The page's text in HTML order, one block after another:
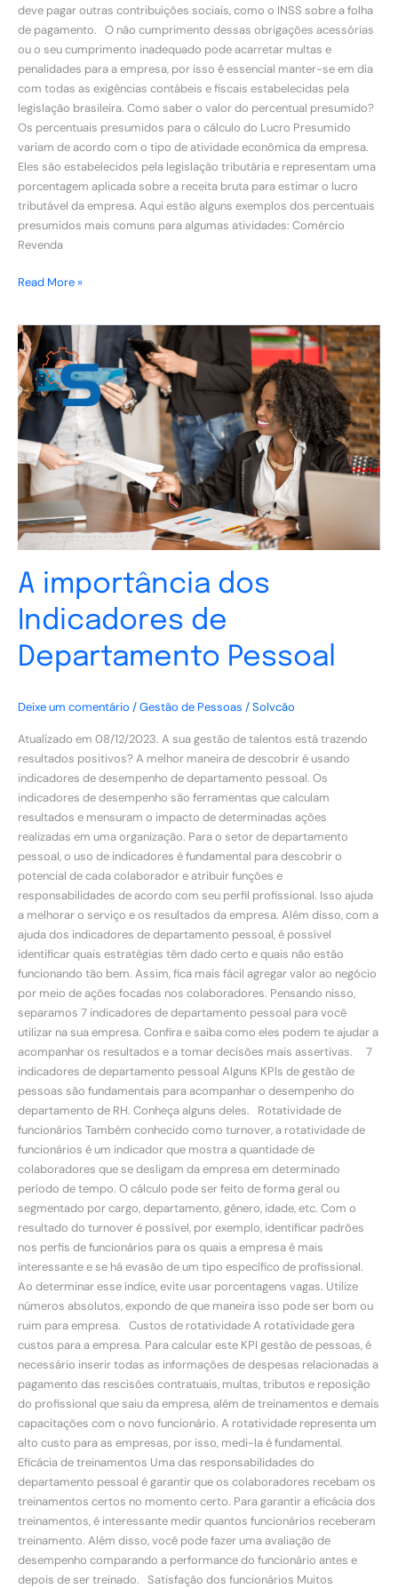
deve pagar outras contribuições sociais, como o INSS sobre a folha
de pagamento. O não cumprimento dessas obrigações acessórias
ou o seu cumprimento inadequado pode acarretar multas e
penalidades para a empresa, por isso é essencial manter-se em dia
com todas as exigências contábeis e fiscais estabelecidas pela
legislação brasileira. Como saber o valor do percentual presumido?
Os percentuais presumidos para o cálculo do Lucro Presumido
variam de acordo com o tipo de atividade econômica da empresa.
Eles são estabelecidos pela legislação tributária e representam uma
porcentagem aplicada sobre a receita bruta para estimar o lucro
tributável da empresa. Aqui estão alguns exemplos dos percentuais
presumidos mais comuns para algumas atividades: Comércio
Revenda
Read More »
A importância dos
Indicadores de
Departamento Pessoal
Deixe um comentário /Gestão de Pessoas /Solvcão
Atualizado em 08/12/2023. A sua gestão de talentos está trazendo
resultados positivos? A melhor maneira de descobrir é usando
indicadores de desempenho de departamento pessoal. Os
indicadores de desempenho são ferramentas que calculam
resultados e mensuram o impacto de determinadas ações
realizadas em uma organização. Para o setor de departamento
pessoal, o uso de indicadores é fundamental para descobrir o
potencial de cada colaborador e atribuir funções e
responsabilidades de acordo com seu perfil profissional. Isso ajuda
a melhorar o serviço e os resultados da empresa. Além disso, com a
ajuda dos indicadores de departamento pessoal, é possível
identificar quais estratégias têm dado certo e quais não estão
funcionando tão bem. Assim, fica mais fácil agregar valor ao negócio
por meio de ações focadas nos colaboradores. Pensando nisso,
separamos 7 indicadores de departamento pessoal para você
utilizar na sua empresa. Confira e saiba como eles podem te ajudar a
acompanhar os resultados e a tomar decisões mais assertivas. 7
indicadores de departamento pessoal Alguns KPIs de gestão de
pessoas são fundamentais para acompanhar o desempenho do
departamento de RH. Conheça alguns deles. Rotatividade de
funcionários Também conhecido como turnover, a rotatividade de
funcionários é um indicador que mostra a quantidade de
colaboradores que se desligam da empresa em determinado
período de tempo. O cálculo pode ser feito de forma geral ou
segmentado por cargo, departamento, gênero, idade, etc. Com o
resultado do turnover é possível, por exemplo, identificar padrões
nos perfis de funcionários para os quais a empresa é mais
interessante e se há evasão de um tipo específico de profissional.
Ao determinar esse índice, evite usar porcentagens vagas. Utilize
números absolutos, expondo de que maneira isso pode ser bom ou
ruim para empresa. Custos de rotatividade A rotatividade gera
custos para a empresa. Para calcular este KPI gestão de pessoas, é
necessário inserir todas as informações de despesas relacionadas a
pagamento das rescisões contratuais, multas, tributos e reposição
do profissional que saiu da empresa, além de treinamentos e demais
capacitações com o novo funcionário. A rotatividade representa um
alto custo para as empresas, por isso, medi-la é fundamental.
Eficácia de treinamentos Uma das responsabilidades do
departamento pessoal é garantir que os colaboradores recebam os
treinamentos certos no momento certo. Para garantir a eficácia dos
treinamentos, é interessante medir quantos funcionários receberam
treinamento. Além disso, você pode fazer uma avaliação de
desempenho comparando a performance do funcionário antes e
depois de ser treinado. Satisfação dos funcionários Muitos
A
importância
dos
Indicadores
de
Departamento
Pessoal